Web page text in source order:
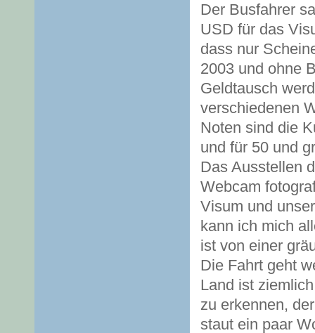
Der Busfahrer
USD für das
dass nur
2003 und ohne
Geldtausch
verschiedenen
Noten sind die
und für 50 und
Das Ausstellen
Webcam
Visum und
kann ich mich
ist von einer
Die Fahrt geht
Land ist
zu erkennen,
staut ein paar